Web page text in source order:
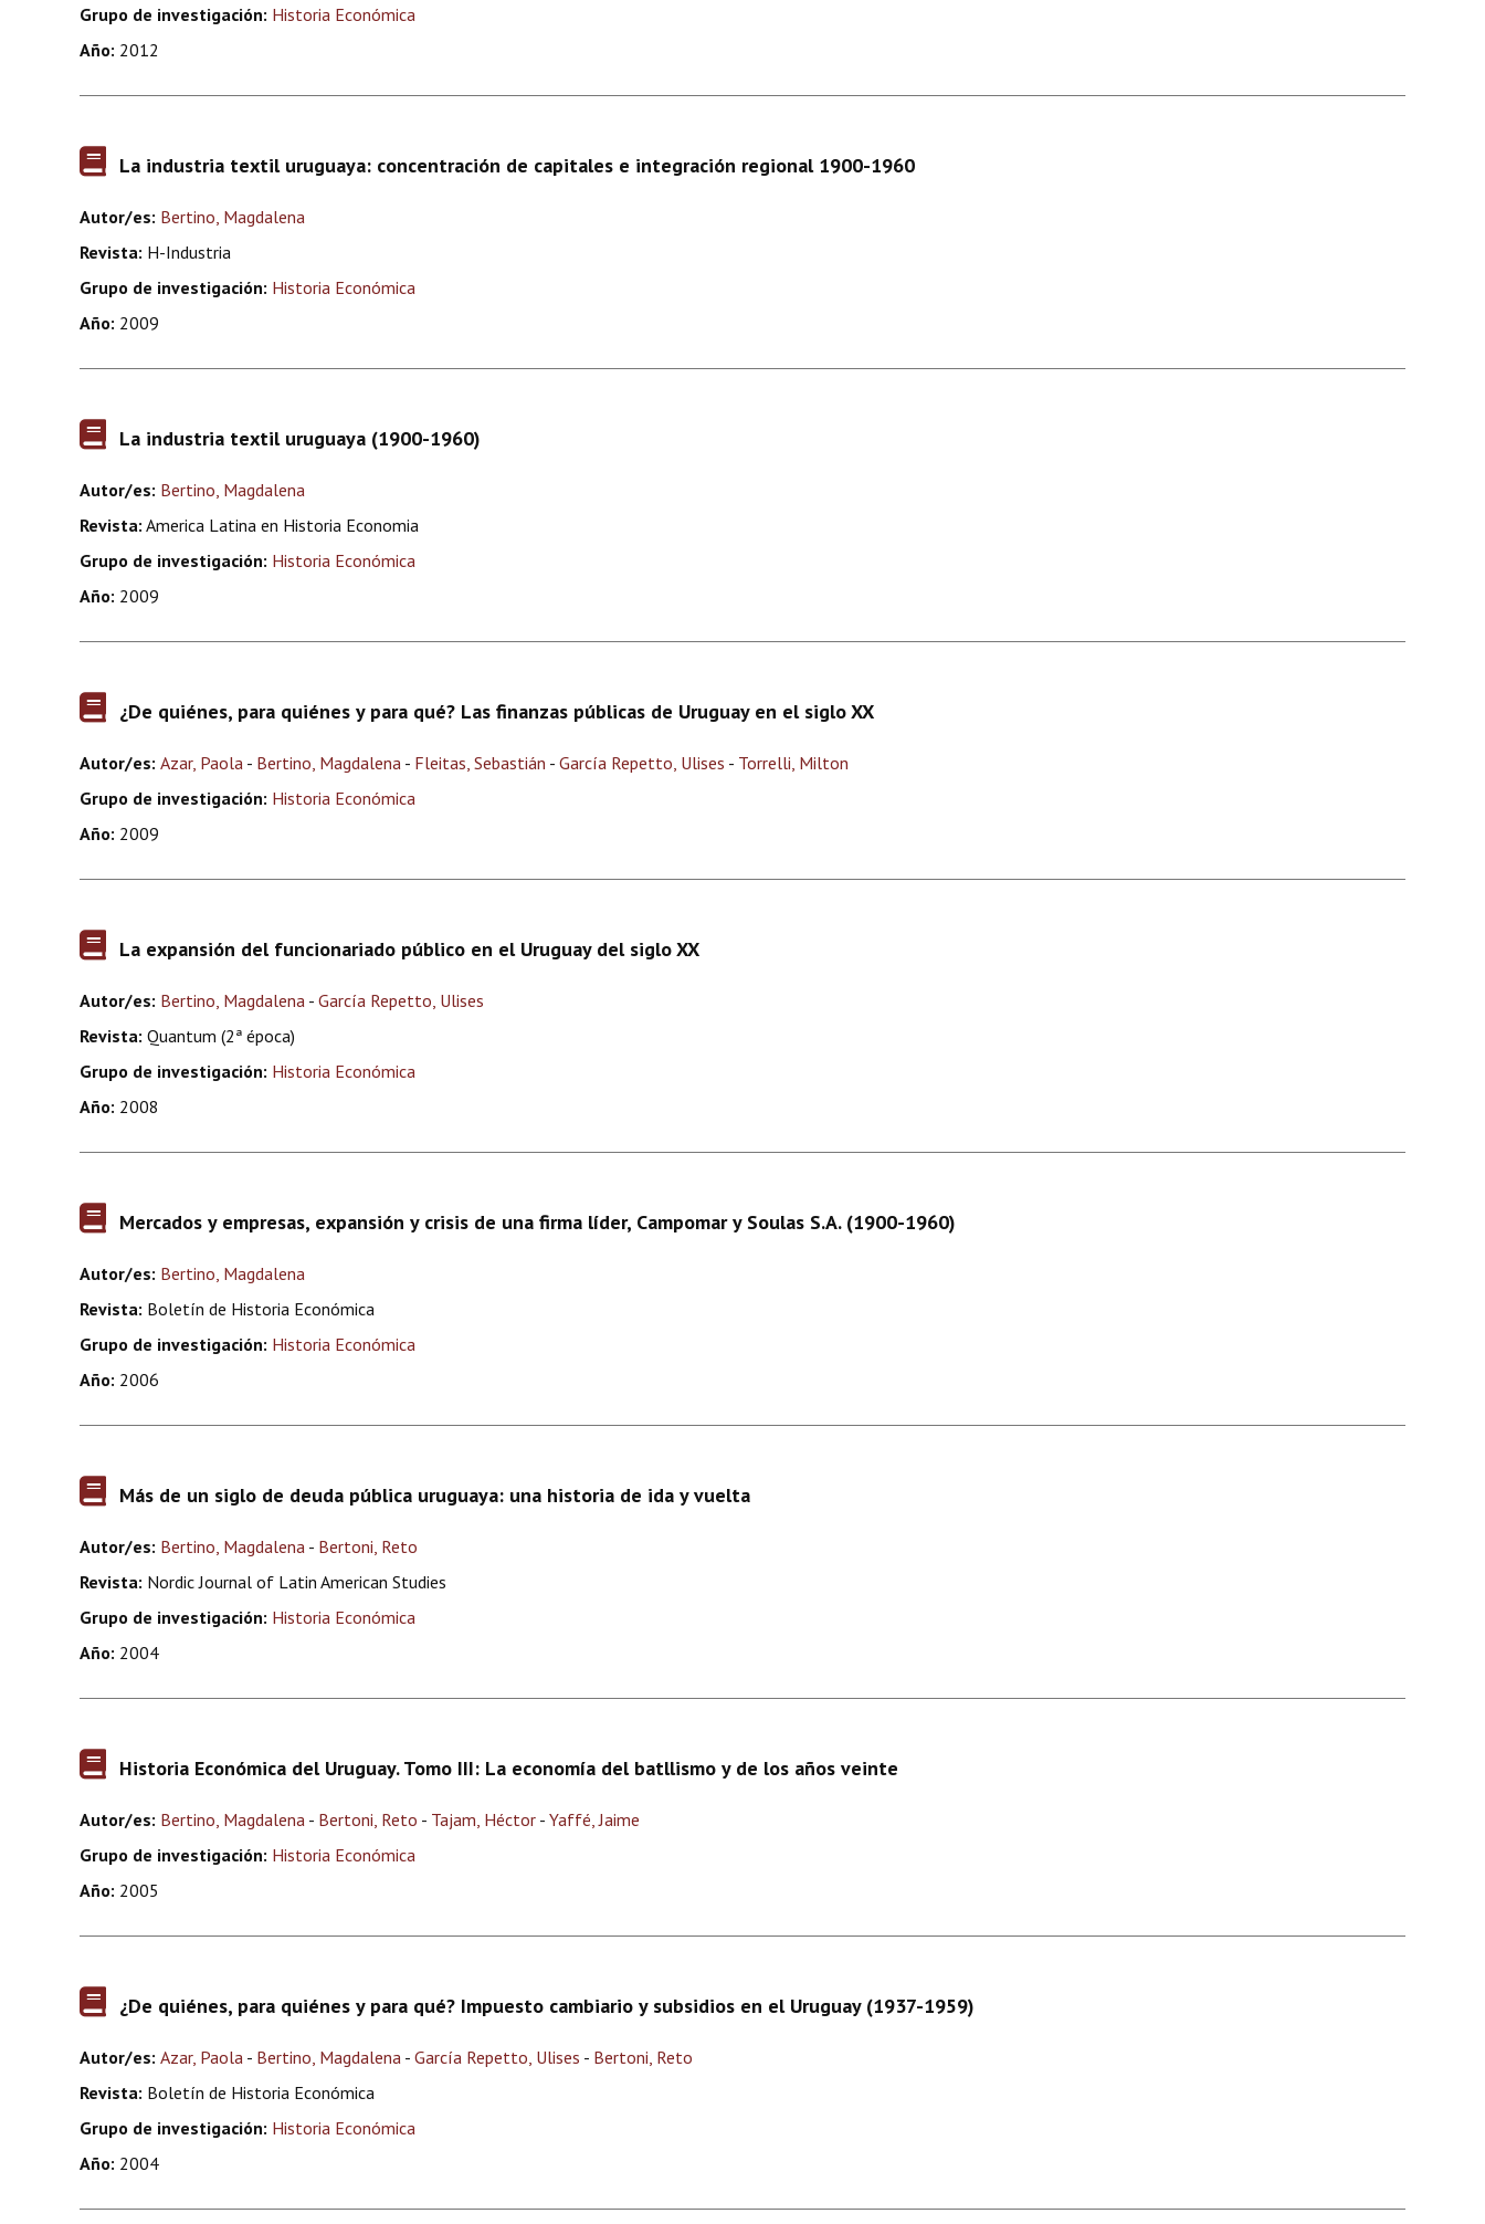
Grupo de investigación: Historia Económica
Año: 2012
La industria textil uruguaya: concentración de capitales e integración regional 1900-1960
Autor/es: Bertino, Magdalena
Revista: H-Industria
Grupo de investigación: Historia Económica
Año: 2009
La industria textil uruguaya (1900-1960)
Autor/es: Bertino, Magdalena
Revista: America Latina en Historia Economia
Grupo de investigación: Historia Económica
Año: 2009
¿De quiénes, para quiénes y para qué? Las finanzas públicas de Uruguay en el siglo XX
Autor/es: Azar, Paola - Bertino, Magdalena - Fleitas, Sebastián - García Repetto, Ulises - Torrelli, Milton
Grupo de investigación: Historia Económica
Año: 2009
La expansión del funcionariado público en el Uruguay del siglo XX
Autor/es: Bertino, Magdalena - García Repetto, Ulises
Revista: Quantum (2ª época)
Grupo de investigación: Historia Económica
Año: 2008
Mercados y empresas, expansión y crisis de una firma líder, Campomar y Soulas S.A. (1900-1960)
Autor/es: Bertino, Magdalena
Revista: Boletín de Historia Económica
Grupo de investigación: Historia Económica
Año: 2006
Más de un siglo de deuda pública uruguaya: una historia de ida y vuelta
Autor/es: Bertino, Magdalena - Bertoni, Reto
Revista: Nordic Journal of Latin American Studies
Grupo de investigación: Historia Económica
Año: 2004
Historia Económica del Uruguay. Tomo III: La economía del batllismo y de los años veinte
Autor/es: Bertino, Magdalena - Bertoni, Reto - Tajam, Héctor - Yaffé, Jaime
Grupo de investigación: Historia Económica
Año: 2005
¿De quiénes, para quiénes y para qué? Impuesto cambiario y subsidios en el Uruguay (1937-1959)
Autor/es: Azar, Paola - Bertino, Magdalena - García Repetto, Ulises - Bertoni, Reto
Revista: Boletín de Historia Económica
Grupo de investigación: Historia Económica
Año: 2004